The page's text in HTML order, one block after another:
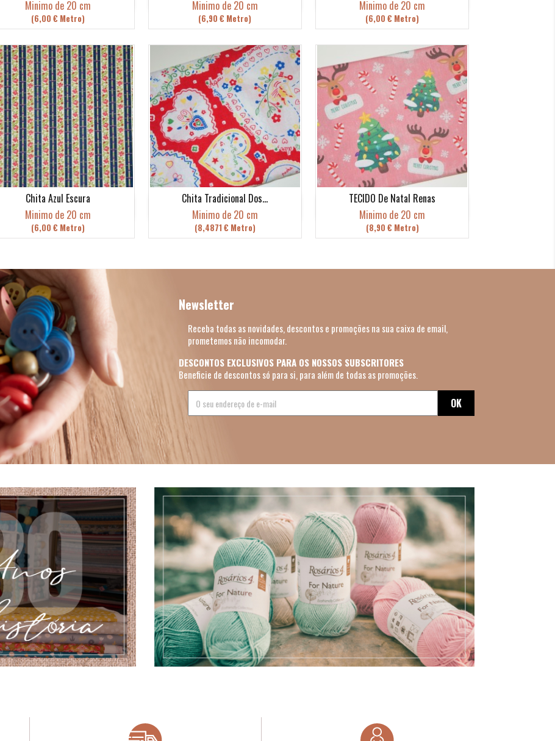
Minimo de 20 cm
(6,00 € Metro)
Minimo de 20 cm
(6,90 € Metro)
Minimo de 20 cm
(6,00 € Metro)
Chita Azul Escura
Minimo de 20 cm
(6,00 € Metro)
Vista rápida
Chita Tradicional Dos...
Minimo de 20 cm
(8,4871 € Metro)
Vista rápida
TECIDO De Natal Renas
Minimo de 20 cm
(8,90 € Metro)
 Vista rápida
Newsletter
Receba todas as novidades, descontos e promoções na sua caixa de email,
prometemos não incomodar.
DESCONTOS EXCLUSIVOS PARA OS NOSSOS SUBSCRITORES
Beneficie de descontos só para si, para além de todas as promoções.